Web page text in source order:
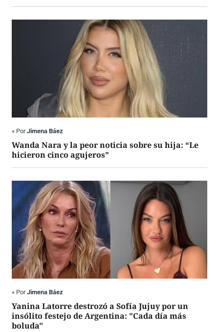
« PorJimena Báez
Wanda Nara y la peor noticia sobre su hija: “Le
hicieron cinco agujeros”
« PorJimena Báez
Yanina Latorre destrozó a Sofía Jujuy por un
insólito festejo de Argentina: "Cada día más
boluda"